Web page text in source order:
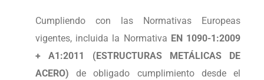
Cumpliendo con las Normativas Europeas
vigentes, incluida la Normativa EN 1090-1:2009
+ A1:2011 (ESTRUCTURAS METÁLICAS DE
ACERO) de obligado cumplimiento desde el